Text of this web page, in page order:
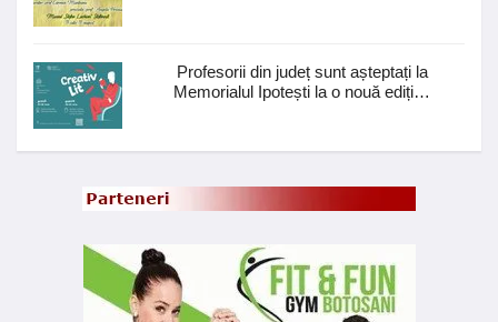
Profesorii din județ sunt așteptați la
Memorialul Ipotești la o nouă ediți…